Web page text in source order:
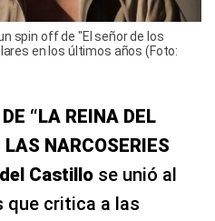
spin off de "El señor de los
en los últimos años (Foto:
“LA REINA DEL
NARCOSERIES
Castillo se unió al
que critica a las